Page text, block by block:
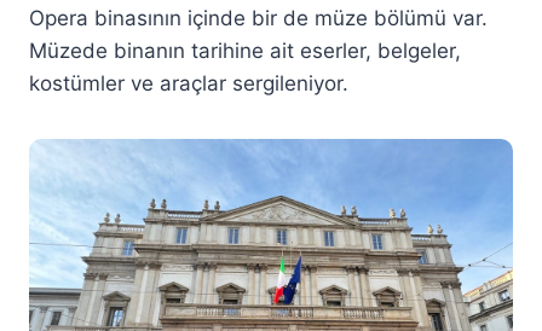
Opera binasının içinde bir de müze bölümü var.
Müzede binanın tarihine ait eserler, belgeler,
kostümler ve araçlar sergileniyor.